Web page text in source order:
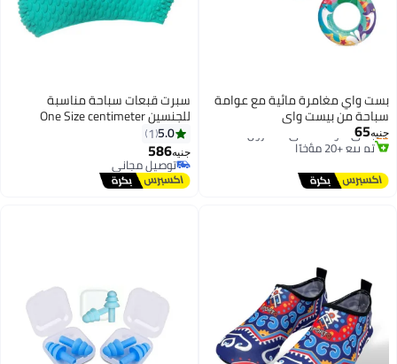
بست واي مغامرة مائية مع عوامة
سباحة من بيست واي
جنيه65
أقل سعر في 7 يوم
توصيل مجاني
باقي 1 وحدات في المخزون
تم بيع +20 مؤخرًا
أقل سعر في 7 يوم
سبرت قبعات سباحة مناسبة
للجنسين One Size centimeter
5.0
1
جنيه586
توصيل مجاني
توصيل مجاني